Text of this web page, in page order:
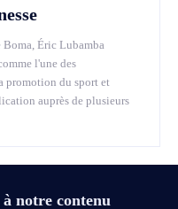
Éric Lubamba
l'une des
promotion du sport et
auprès de plusieurs
notre contenu